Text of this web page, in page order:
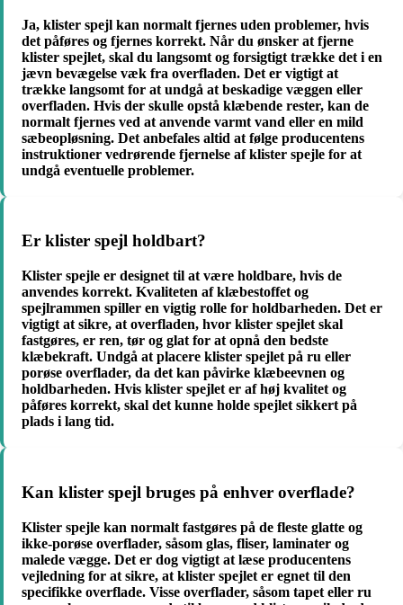
Ja, klister spejl kan normalt fjernes uden problemer, hvis
det påføres og fjernes korrekt. Når du ønsker at fjerne
klister spejlet, skal du langsomt og forsigtigt trække det i en
jævn bevægelse væk fra overfladen. Det er vigtigt at
trække langsomt for at undgå at beskadige væggen eller
overfladen. Hvis der skulle opstå klæbende rester, kan de
normalt fjernes ved at anvende varmt vand eller en mild
sæbeopløsning. Det anbefales altid at følge producentens
instruktioner vedrørende fjernelse af klister spejle for at
undgå eventuelle problemer.
Er klister spejl holdbart?
Klister spejle er designet til at være holdbare, hvis de
anvendes korrekt. Kvaliteten af klæbestoffet og
spejlrammen spiller en vigtig rolle for holdbarheden. Det er
vigtigt at sikre, at overfladen, hvor klister spejlet skal
fastgøres, er ren, tør og glat for at opnå den bedste
klæbekraft. Undgå at placere klister spejlet på ru eller
porøse overflader, da det kan påvirke klæbeevnen og
holdbarheden. Hvis klister spejlet er af høj kvalitet og
påføres korrekt, skal det kunne holde spejlet sikkert på
plads i lang tid.
Kan klister spejl bruges på enhver overflade?
Klister spejle kan normalt fastgøres på de fleste glatte og
ikke-porøse overflader, såsom glas, fliser, laminater og
malede vægge. Det er dog vigtigt at læse producentens
vejledning for at sikre, at klister spejlet er egnet til den
specifikke overflade. Visse overflader, såsom tapet eller ru